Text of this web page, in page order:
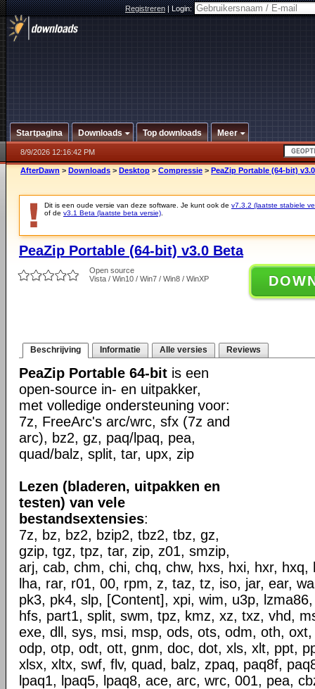
Registreren|Login:
Startpagina Downloads Top downloads Meer
8/9/2026 12:16:42 PM
AfterDawn > Downloads > Desktop > Compressie > PeaZip Portable (64-bit)
Dit is een oude versie van deze software. Je kunt ook de v7.3.2 (laatste stabiele
of de v3.1 Beta (laatste beta versie)
PeaZip Portable (64-bit) v3.0 Beta
Open source
Vista / Win10 / Win7 / Win8 / WinXP
Beschrijving Informatie Alle versies Reviews
PeaZip Portable 64-bit is een
open-source in- en uitpakker,
met volledige ondersteuning voor:
7z, FreeArc's arc/wrc, sfx (7z and
arc), bz2, gz, paq/lpaq, pea,
quad/balz, split, tar, upx, zip
Lezen (bladeren, uitpakken en
testen) van vele
bestandsextensies:
7z, bz, bz2, bzip2, tbz2, tbz, gz,
gzip, tgz, tpz, tar, zip, z01, smzip,
arj, cab, chm, chi, chq, chw, hxs, hxi, hxr, hxq,
lha, rar, r01, 00, rpm, z, taz, tz, iso, jar, ear,
pk3, pk4, slp, [Content], xpi, wim, u3p,
hfs, part1, split, swm, tpz, kmz, xz, txz, vhd,
exe, dll, sys, msi, msp, ods, ots, odm, oth,
odp, otp, odt, ott, gnm, doc, dot, xls, xlt, ppt,
xlsx, xltx, swf, flv, quad, balz, zpaq, paq8f,
lpaq1, lpaq5, lpaq8, ace, arc, wrc, 001, pea,